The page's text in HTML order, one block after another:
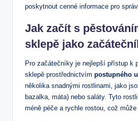
poskytnout cenné informace pro
Jak začít s
sklepě jako⁢
Pro začátečníky je nejlepší přístup k
sklepě prostřednictvím postupného
několika snadnými‍ rostlinami, jako
bazalka,‍ máta) nebo saláty. Tyto
méně péče a rychle rostou, což